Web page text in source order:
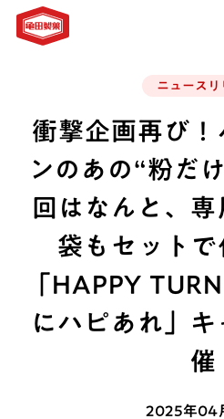
ニュースリ
衝撃企画再び！
ンのあの“粉だ
回はなんと、
袋もセットで
「HAPPY
にハピあれ」
催
2025年04